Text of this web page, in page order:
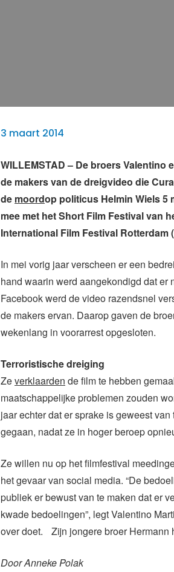
3 maart 2014
WILLEMSTAD – De broers Valentino
de makers van de dreigvideo die
de moordop politicus Helmin Wiels 5
mee met het Short Film Festival van
International Film Festival Rotterdam
In mei vorig jaar verscheen er een
hand waarin werd aangekondigd dat
Facebook werd de video razendsnel
de makers ervan. Daarop gaven de
wekenlang in voorarrest opgesloten.
Terroristische dreiging
Zeverklaarden de film te hebben
maatschappelijke problemen zouden
jaar echter dat er sprake is geweest
gegaan, nadat ze in hoger beroep
Ze willen nu op het filmfestival
het gevaar van social media. “De
publiek er bewust van te maken dat er
kwade bedoelingen”, legt Valentino
over doet. Zijn jongere broer Hermann
Door Anneke Polak